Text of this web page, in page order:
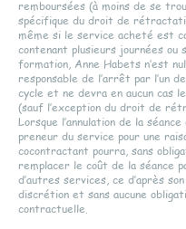
remboursées (à moins de se
spécifique du droit de
même si le service acheté est
contenant plusieurs journées ou
formation, Anne Habets n’est
responsable de l’arrêt par l’un
cycle et ne devra en aucun cas
(sauf l’exception du droit de
Lorsque l’annulation de la
preneur du service pour une
cocontractant pourra, sans
remplacer le coût de la séance
d’autres services, ce d’après
discrétion et sans aucune
contractuelle.